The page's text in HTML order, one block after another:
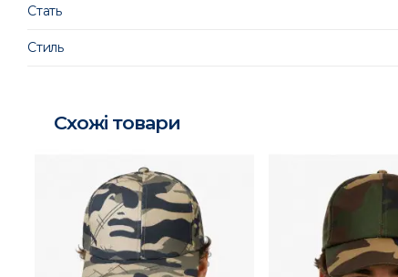
Стать
Стиль
Схожі товари